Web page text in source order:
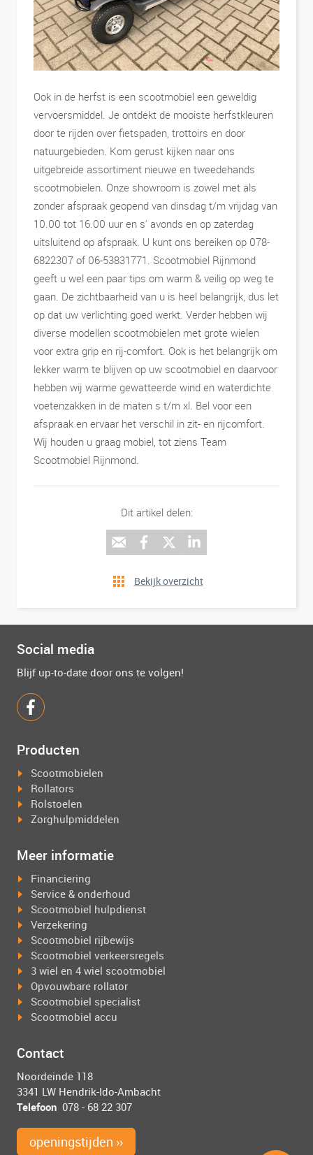
Ook in de herfst is een scootmobiel een geweldig
vervoersmiddel. Je ontdekt de mooiste herfstkleuren
door te rijden over fietspaden, trottoirs en door
natuurgebieden. Kom gerust kijken naar ons
uitgebreide assortiment nieuwe en tweedehands
scootmobielen. Onze showroom is zowel met als
zonder afspraak geopend van dinsdag t/m vrijdag van
10.00 tot 16.00 uur en s' avonds en op zaterdag
uitsluitend op afspraak. U kunt ons bereiken op 078-
6822307 of 06-53831771. Scootmobiel Rijnmond
geeft u wel een paar tips om warm & veilig op weg te
gaan. De zichtbaarheid van u is heel belangrijk, dus let
op dat uw verlichting goed werkt. Verder hebben wij
diverse modellen scootmobielen met grote wielen
voor extra grip en rij-comfort. Ook is het belangrijk om
lekker warm te blijven op uw scootmobiel en daarvoor
hebben wij warme gewatteerde wind en waterdichte
voetenzakken in de maten s t/m xl. Bel voor een
afspraak en ervaar het verschil in zit- en rijcomfort.
Wij houden u graag mobiel, tot ziens Team
Scootmobiel Rijnmond.
Dit artikel delen:
Bekijk overzicht
Social media
Blijf up-to-date door ons te volgen!
Producten
Scootmobielen
Rollators
Rolstoelen
Zorghulpmiddelen
Meer informatie
Financiering
Service & onderhoud
Scootmobiel hulpdienst
Verzekering
Scootmobiel rijbewijs
Scootmobiel verkeersregels
3 wiel en 4 wiel scootmobiel
Opvouwbare rollator
Scootmobiel specialist
Scootmobiel accu
Contact
Noordeinde 118
3341 LW Hendrik-Ido-Ambacht
Telefoon 078 - 68 22 307
openingstijden ››